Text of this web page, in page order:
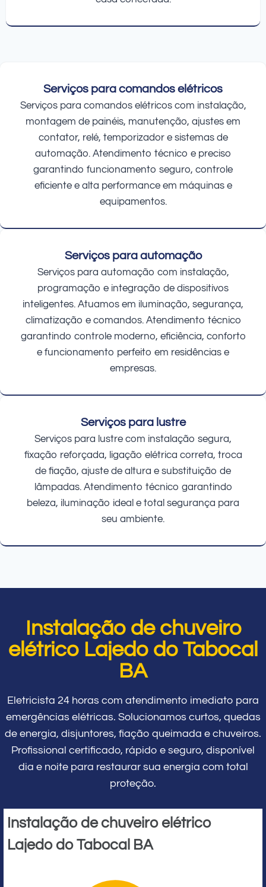
Serviços para comandos elétricos
Serviços para comandos elétricos com instalação,
montagem de painéis, manutenção, ajustes em
contator, relé, temporizador e sistemas de
automação. Atendimento técnico e preciso
garantindo funcionamento seguro, controle
eficiente e alta performance em máquinas e
equipamentos.
Serviços para automação
Serviços para automação com instalação,
programação e integração de dispositivos
inteligentes. Atuamos em iluminação, segurança,
climatização e comandos. Atendimento técnico
garantindo controle moderno, eficiência, conforto
e funcionamento perfeito em residências e
empresas.
Serviços para lustre
Serviços para lustre com instalação segura,
fixação reforçada, ligação elétrica correta, troca
de fiação, ajuste de altura e substituição de
lâmpadas. Atendimento técnico garantindo
beleza, iluminação ideal e total segurança para
seu ambiente.
Instalação de chuveiro
elétrico Lajedo do Tabocal
BA
Eletricista 24 horas com atendimento imediato para
emergências elétricas. Solucionamos curtos, quedas
de energia, disjuntores, fiação queimada e chuveiros.
Profissional certificado, rápido e seguro, disponível
dia e noite para restaurar sua energia com total
proteção.
Instalação de chuveiro elétrico
Lajedo do Tabocal BA